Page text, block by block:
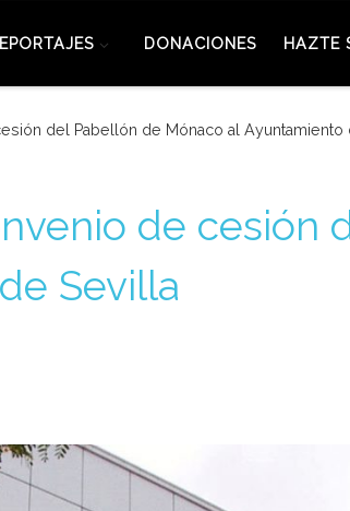
DONACIONES HAZTE
del Pabellón de Mónaco al Ayuntamiento
de cesión
Sevilla